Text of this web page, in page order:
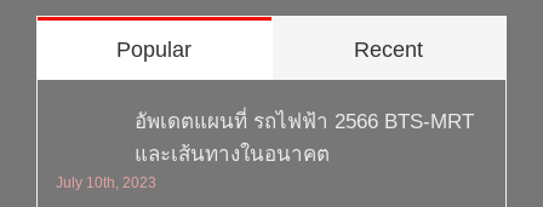
Popular Recent
อัพเดตแผนที่ รถไฟฟ้า 2566 BTS-MRT
และเส้นทางในอนาคต
July 10th, 2023